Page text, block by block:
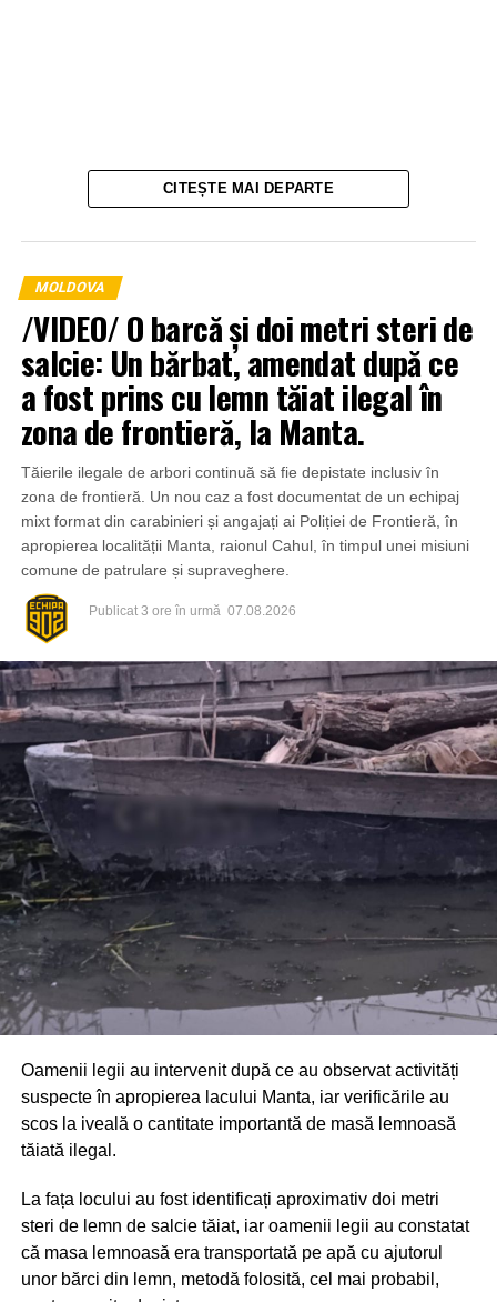
CITEȘTE MAI DEPARTE
MOLDOVA
/VIDEO/ O barcă și doi metri steri de
salcie: Un bărbat, amendat după ce
a fost prins cu lemn tăiat ilegal în
zona de frontieră, la Manta.
Tăierile ilegale de arbori continuă să fie depistate inclusiv în
zona de frontieră. Un nou caz a fost documentat de un echipaj
mixt format din carabinieri și angajați ai Poliției de Frontieră, în
apropierea localității Manta, raionul Cahul, în timpul unei misiuni
comune de patrulare și supraveghere.
Publicat 3 ore în urmă 07.08.2026
Oamenii legii au intervenit după ce au observat activități
suspecte în apropierea lacului Manta, iar verificările au
scos la iveală o cantitate importantă de masă lemnoasă
tăiată ilegal.
La fața locului au fost identificați aproximativ doi metri
steri de lemn de salcie tăiat, iar oamenii legii au constatat
că masa lemnoasă era transportată pe apă cu ajutorul
unor bărci din lemn, metodă folosită, cel mai probabil,